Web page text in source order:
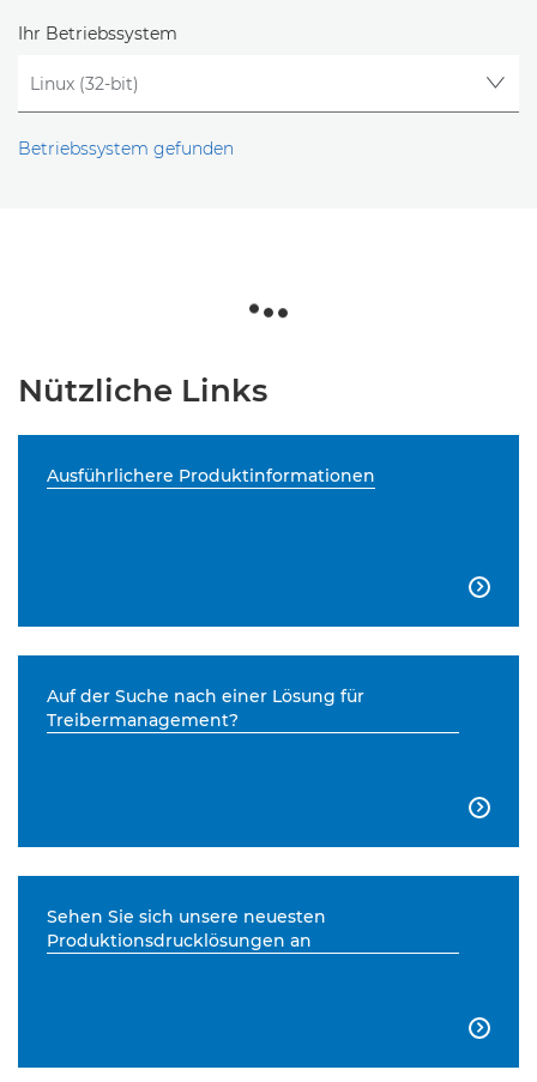
Ihr Betriebssystem
Betriebssystem gefunden
Nützliche Links
Ausführlichere Produktinformationen

Auf der Suche nach einer Lösung für
Treibermanagement?

Sehen Sie sich unsere neuesten
Produktionsdrucklösungen an
